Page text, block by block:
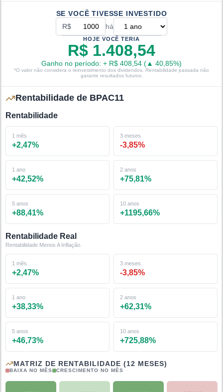
SE VOCÊ TIVESSE INVESTIDO
R$
há
HOJE VOCÊ TERIA
R$ 1.408,54
Ganho no período: + R$ 408,54 (▲ 40,85%)
*O valor não considera o reinvestimento dos dividendos. Rentabilidade passada não
garante resultados futuros.
Rentabilidade de BPAC11
Rentabilidade
1 mês
+2,47%
3 meses
-3,85%
1 ano
+42,52%
2 anos
+75,81%
5 anos
+88,41%
10 anos
+1195,66%
Rentabilidade Real
Rentabilidade Menos A Inflação.
1 mês
+2,47%
3 meses
-3,85%
1 ano
+38,33%
2 anos
+62,31%
5 anos
+46,73%
10 anos
+725,88%
MATRIZ DE RENTABILIDADE (12 MESES)
BAIXA NO MÊS CRESCIMENTO NO MÊS